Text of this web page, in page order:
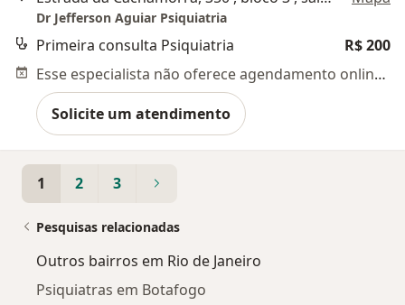
Dr Jefferson Aguiar Psiquiatria
Primeira consulta Psiquiatria
R$ 200
Esse especialista não oferece agendamento online para esse endereço.
Solicite um atendimento
1 2 3
Pesquisas relacionadas
Outros bairros em Rio de Janeiro
Psiquiatras em Botafogo